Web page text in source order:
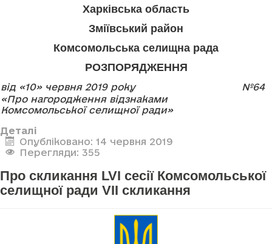
Харківська область
Зміївський район
Комсомольська селищна рада
РОЗПОРЯДЖЕННЯ
від «10» червня 2019 року
№64
«Про нагородження відзнаками
Комсомольської селищної ради»
Деталі
Опубліковано: 14 червня 2019
Перегляди: 355
Про скликання LVI сесії Комсомольської
селищної ради VII скликання